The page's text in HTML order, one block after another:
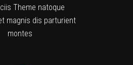
Theme natoque
magnis dis parturient
montes